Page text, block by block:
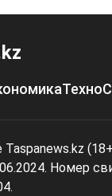
Техно
Номер